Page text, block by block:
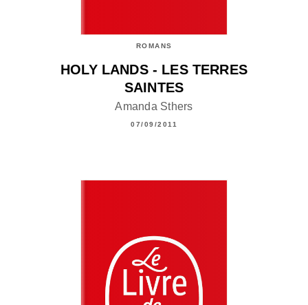
ROMANS
HOLY LANDS - LES TERRES
SAINTES
Amanda Sthers
07/09/2011